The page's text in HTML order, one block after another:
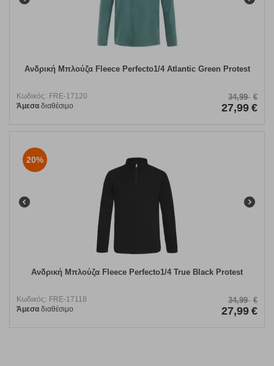
Ανδρική Μπλούζα Fleece Perfecto1/4 Atlantic Green Protest
Κωδικός: FRE-17120
Άμεσα διαθέσιμο
34,99 €
27,99 €
20%
Ανδρική Μπλούζα Fleece Perfecto1/4 True Black Protest
Κωδικός: FRE-17118
Άμεσα διαθέσιμο
34,99 €
27,99 €